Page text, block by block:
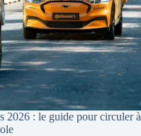
2026 : le guide pour circuler à